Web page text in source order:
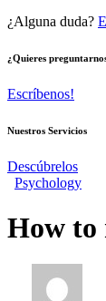
¿Alguna duda?
¿Quieres
Escríbenos!
Nuestros Servicios
Descúbrelos
Psychology
How to